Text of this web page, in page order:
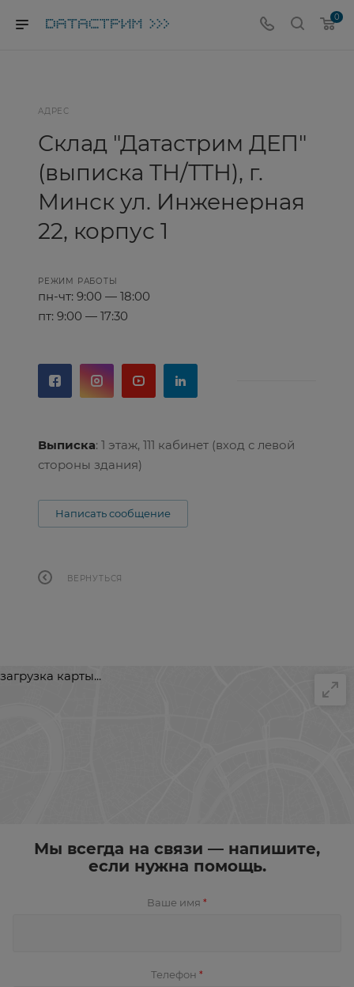
0
АДРЕС
Склад "Датастрим ДЕП"
(выписка ТН/ТТН), г.
Минск ул. Инженерная
22, корпус 1
РЕЖИМ РАБОТЫ
пн-чт: 9:00 — 18:00
пт: 9:00 — 17:30
Выписка: 1 этаж, 111 кабинет (вход с левой
стороны здания)
Написать сообщение
ВЕРНУТЬСЯ
загрузка карты...
Мы всегда на связи — напишите,
если нужна помощь.
Ваше имя *
Телефон *